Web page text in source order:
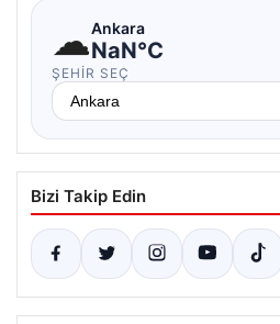
☁Ankara
NaN°C
ŞEHIR SEÇ
Bizi Takip Edin